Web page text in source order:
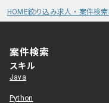
HOME絞り込み求人・案件検索
案件検索
スキル
Java
Python